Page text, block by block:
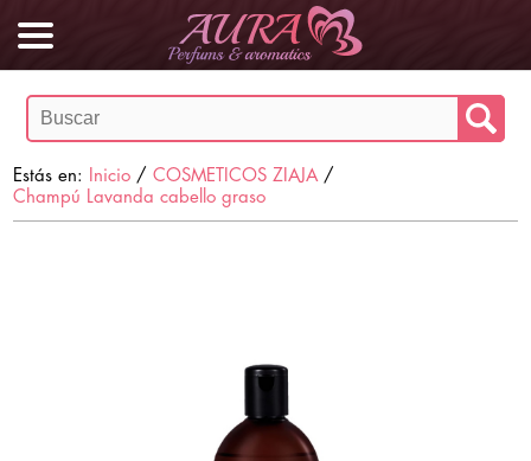
Estás en: Inicio /COSMETICOS ZIAJA /
Champú Lavanda cabello graso